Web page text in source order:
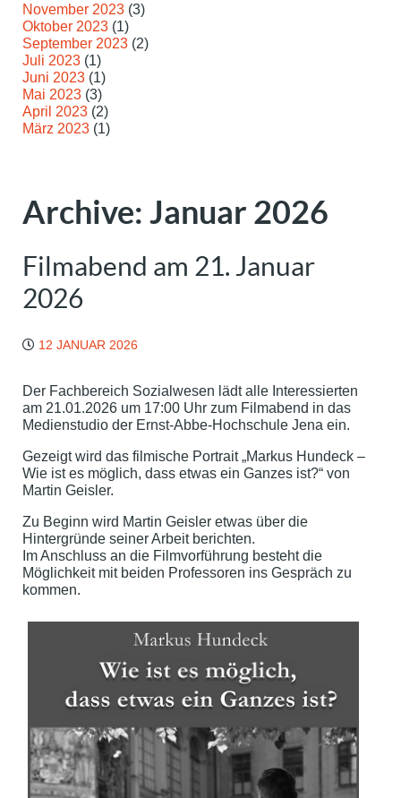
November 2023 (3)
Oktober 2023 (1)
September 2023 (2)
Juli 2023 (1)
Juni 2023 (1)
Mai 2023 (3)
April 2023 (2)
März 2023 (1)
Archive: Januar 2026
Filmabend am 21. Januar
2026
12 JANUAR 2026
Der Fachbereich Sozialwesen lädt alle Interessierten
am 21.01.2026 um 17:00 Uhr zum Filmabend in das
Medienstudio der Ernst-Abbe-Hochschule Jena ein.
Gezeigt wird das filmische Portrait „Markus Hundeck –
Wie ist es möglich, dass etwas ein Ganzes ist?“ von
Martin Geisler.
Zu Beginn wird Martin Geisler etwas über die
Hintergründe seiner Arbeit berichten.
Im Anschluss an die Filmvorführung besteht die
Möglichkeit mit beiden Professoren ins Gespräch zu
kommen.